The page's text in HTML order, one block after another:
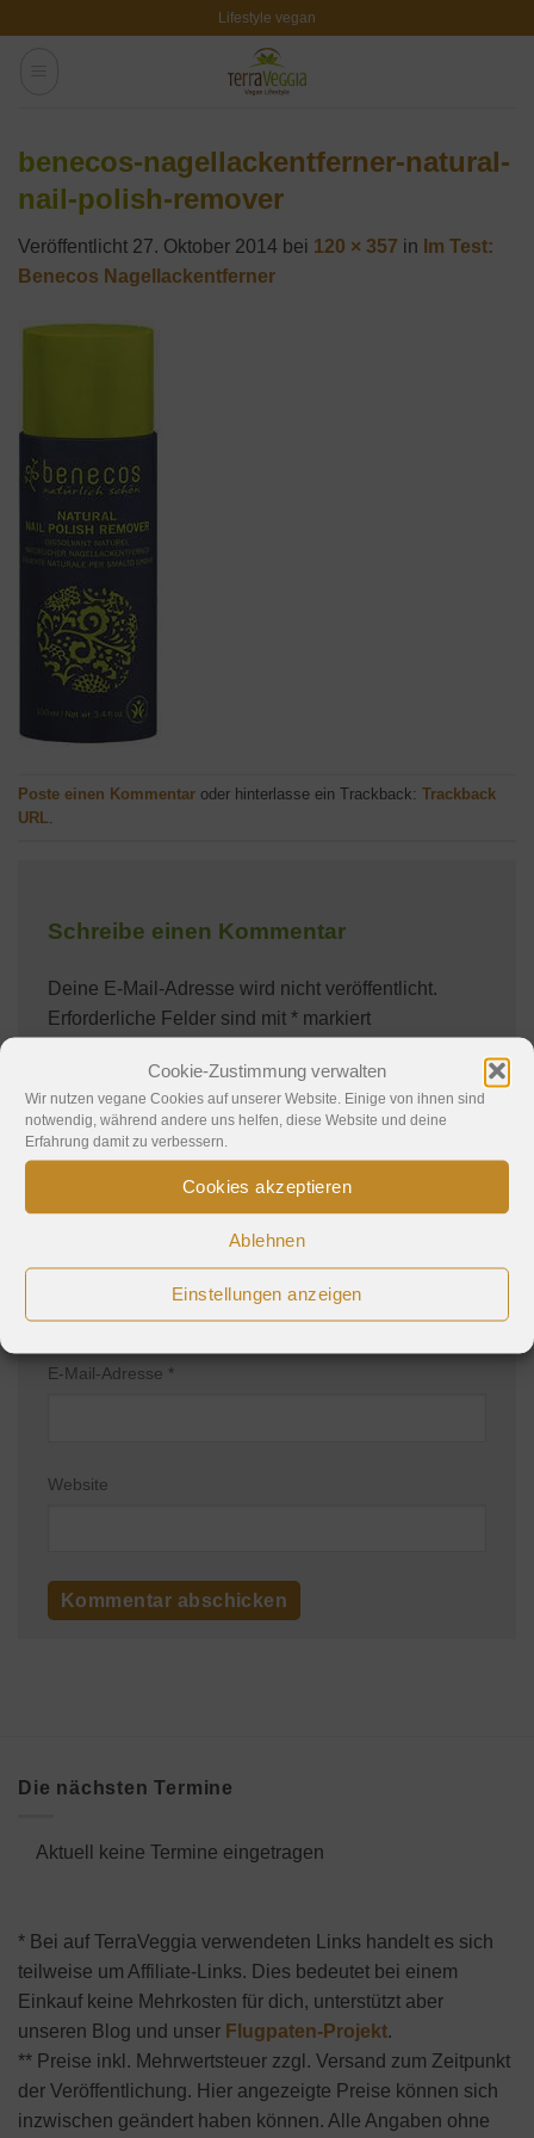
Cookie-Zustimmung verwalten
Wir nutzen vegane Cookies auf unserer Website. Einige von ihnen sind
notwendig, während andere uns helfen, diese Website und deine
Erfahrung damit zu verbessern.
Cookies akzeptieren
Ablehnen
Einstellungen anzeigen
Lifestyle vegan
benecos-nagellackentferner-natural-
nail-polish-remover
Veröffentlicht 27. Oktober 2014 bei 120 × 357 in Im Test:
Benecos Nagellackentferner
Poste einen Kommentar oder hinterlasse ein Trackback: Trackback
URL.
Schreibe einen Kommentar
Deine E-Mail-Adresse wird nicht veröffentlicht.
Erforderliche Felder sind mit * markiert
E-Mail-Adresse *
Website
Die nächsten Termine
Aktuell keine Termine eingetragen
* Bei auf TerraVeggia verwendeten Links handelt es sich
teilweise um Affiliate-Links. Dies bedeutet bei einem
Einkauf keine Mehrkosten für dich, unterstützt aber
unseren Blog und unser Flugpaten-Projekt.
** Preise inkl. Mehrwertsteuer zzgl. Versand zum Zeitpunkt
der Veröffentlichung. Hier angezeigte Preise können sich
inzwischen geändert haben können. Alle Angaben ohne